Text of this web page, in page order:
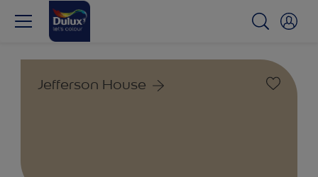
Jefferson House